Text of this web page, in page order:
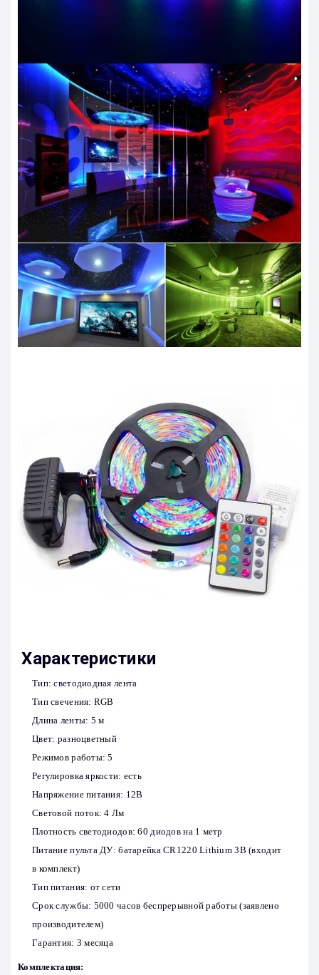
Характеристики
Тип: светодиодная лента
Тип свечения: RGB
Длина ленты: 5 м
Цвет: разноцветный
Режимов работы: 5
Регулировка яркости: есть
Напряжение питания: 12В
Световой поток: 4 Лм
Плотность светодиодов: 60 диодов на 1 метр
Питание пульта ДУ: батарейка CR1220 Lithium 3В (входит
в комплект)
Тип питания: от сети
Срок службы: 5000 часов беспрерывной работы (заявлено
производителем)
Гарантия: 3 месяца
Комплектация: